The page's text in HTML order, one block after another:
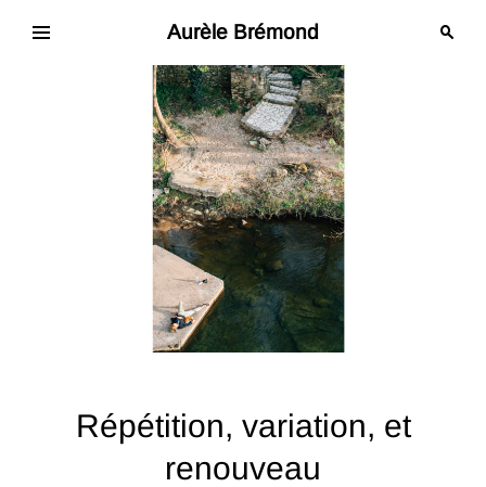
content
Aurèle Brémond
Répétition, variation, et
renouveau